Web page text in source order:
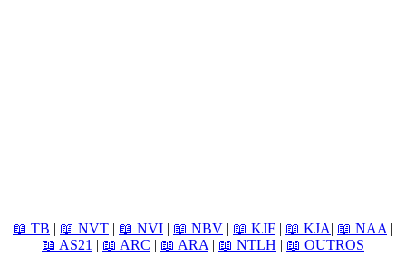
📖 TB | 📖 NVT | 📖 NVI | 📖 NBV | 📖 KJF | 📖 KJA| 📖 NAA |
📖 AS21 | 📖 ARC | 📖 ARA | 📖 NTLH | 📖 OUTROS